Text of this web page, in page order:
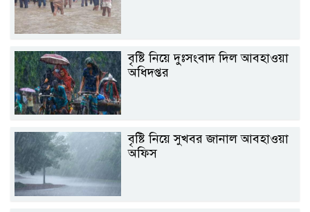
বৃষ্টি নিয়ে দুঃসংবাদ দিল আবহাওয়া
অধিদপ্তর
বৃষ্টি নিয়ে সুখবর জানাল আবহাওয়া
অফিস